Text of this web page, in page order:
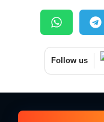
Follow us